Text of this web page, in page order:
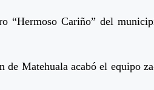
“Hermoso Cariño” del
Matehuala acabó el equipo